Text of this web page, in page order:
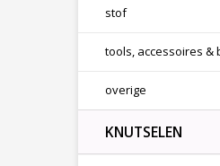
stof
tools, accessoires &
overige
KNUTSELEN